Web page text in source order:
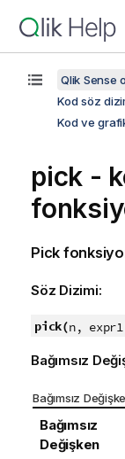
Qlik Sense
Kod söz
Kod ve
pick -
Pick
Söz Dizimi:
pick(n,
Bağımsız
Bağımsız
Bağımsız
Değişken